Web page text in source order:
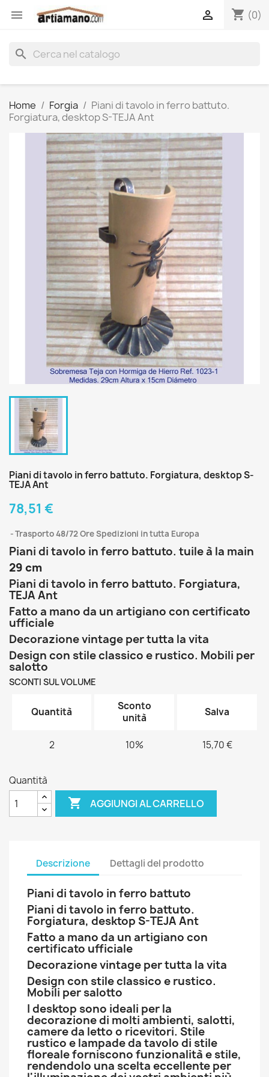
 shopping_cart (0)

search
Home Forgia
Piani di tavolo in ferro battuto.
Forgiatura, desktop S-TEJA Ant
Piani di tavolo in ferro battuto. Forgiatura, desktop S-
TEJA Ant
78,51 €
Trasporto 48/72 Ore Spedizioni in tutta Europa
Piani di tavolo in ferro battuto. tuile à la main
29 cm
Piani di tavolo in ferro battuto. Forgiatura,
TEJA Ant
Fatto a mano da un artigiano con certificato
ufficiale
Decorazione vintage per tutta la vita
Design con stile classico e rustico. Mobili per
salotto
SCONTI SUL VOLUME
Quantità
Sconto
unità
Salva
2 10% 15,70 €
Quantità
 AGGIUNGI AL CARRELLO
Descrizione Dettagli del prodotto
Piani di tavolo in ferro battuto
Piani di tavolo in ferro battuto.
Forgiatura, desktop S-TEJA Ant
Fatto a mano da un artigiano con
certificato ufficiale
Decorazione vintage per tutta la vita
Design con stile classico e rustico.
Mobili per salotto
I desktop sono ideali per la
decorazione di molti ambienti, salotti,
camere da letto o ricevitori. Stile
rustico e lampade da tavolo di stile
floreale forniscono funzionalità e stile,
rendendolo una scelta eccellente per